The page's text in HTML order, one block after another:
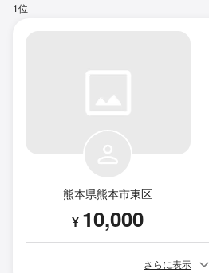
1位
熊本県熊本市東区
¥ 10,000
さらに表示